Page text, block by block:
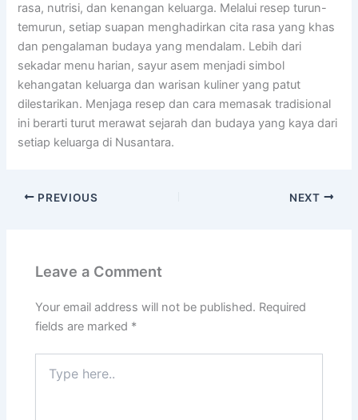
rasa, nutrisi, dan kenangan keluarga. Melalui resep turun-
temurun, setiap suapan menghadirkan cita rasa yang khas
dan pengalaman budaya yang mendalam. Lebih dari
sekadar menu harian, sayur asem menjadi simbol
kehangatan keluarga dan warisan kuliner yang patut
dilestarikan. Menjaga resep dan cara memasak tradisional
ini berarti turut merawat sejarah dan budaya yang kaya dari
setiap keluarga di Nusantara.
PREVIOUS NEXT
Leave a Comment
Your email address will not be published. Required
fields are marked *
here..